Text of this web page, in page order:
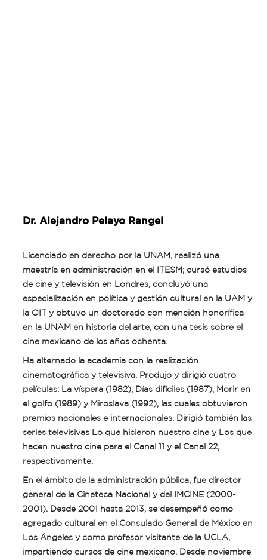
Dr. Alejandro Pelayo Rangel
Licenciado en derecho por la UNAM, realizó una
maestría en administración en el ITESM; cursó estudios
de cine y televisión en Londres, concluyó una
especialización en política y gestión cultural en la UAM y
la OIT y obtuvo un doctorado con mención honorífica
en la UNAM en historia del arte, con una tesis sobre el
cine mexicano de los años ochenta.
Ha alternado la academia con la realización
cinematográfica y televisiva. Produjo y dirigió cuatro
películas: La víspera (1982), Días difíciles (1987), Morir en
el golfo (1989) y Miroslava (1992), las cuales obtuvieron
premios nacionales e internacionales. Dirigió también las
series televisivas Lo que hicieron nuestro cine y Los que
hacen nuestro cine para el Canal 11 y el Canal 22,
respectivamente.
En el ámbito de la administración pública, fue director
general de la Cineteca Nacional y del IMCINE (2000-
2001). Desde 2001 hasta 2013, se desempeñó como
agregado cultural en el Consulado General de México en
Los Ángeles y como profesor visitante de la UCLA,
impartiendo cursos de cine mexicano. Desde noviembre